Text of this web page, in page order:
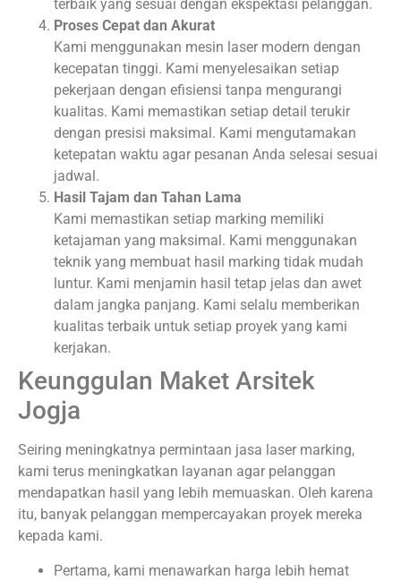
terbaik yang sesuai dengan ekspektasi pelanggan.
Proses Cepat dan Akurat
Kami menggunakan mesin laser modern dengan
kecepatan tinggi. Kami menyelesaikan setiap
pekerjaan dengan efisiensi tanpa mengurangi
kualitas. Kami memastikan setiap detail terukir
dengan presisi maksimal. Kami mengutamakan
ketepatan waktu agar pesanan Anda selesai sesuai
jadwal.
Hasil Tajam dan Tahan Lama
Kami memastikan setiap marking memiliki
ketajaman yang maksimal. Kami menggunakan
teknik yang membuat hasil marking tidak mudah
luntur. Kami menjamin hasil tetap jelas dan awet
dalam jangka panjang. Kami selalu memberikan
kualitas terbaik untuk setiap proyek yang kami
kerjakan.
Keunggulan Maket Arsitek
Jogja
Seiring meningkatnya permintaan jasa laser marking,
kami terus meningkatkan layanan agar pelanggan
mendapatkan hasil yang lebih memuaskan. Oleh karena
itu, banyak pelanggan mempercayakan proyek mereka
kepada kami.
Pertama, kami menawarkan harga lebih hemat